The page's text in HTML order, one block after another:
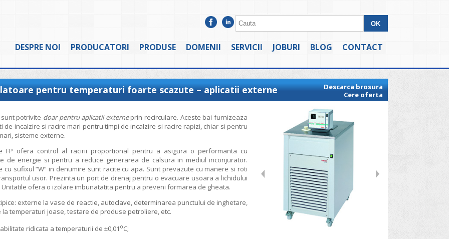
DESPRE NOI PRODUCATORI PRODUSE DOMENII SERVICII JOBURI BLOG CONTACT
pentru temperaturi foarte scazute – aplicatii externe
Descarca brosura
Cere oferta
potrivite doar pentru aplicatii externeprin recirculare. Aceste bai furnizeaza
de incalzire si racire mari pentru timpi de incalzire si racire rapizi, chiar si pentru
sisteme externe.
FP ofera control al racirii proportional pentru a asigura o performanta cu
de energie si pentru a reduce generarea de calsura in mediul inconjurator.
cu sufixul “W” in denumire sunt racite cu apa. Sunt prevazute cu manere si roti
usor. Prezinta un port de drenaj pentru o evacuare usoara a lichidului
Unitatile ofera o izolare imbunatatita pentru a preveni formarea de gheata.
externe la vase de reactie, autoclave, determinarea punctului de inghetare,
la temperaturi joase, testare de produse petroliere, etc.
ridicata a temperaturii de ±0,01 oC;